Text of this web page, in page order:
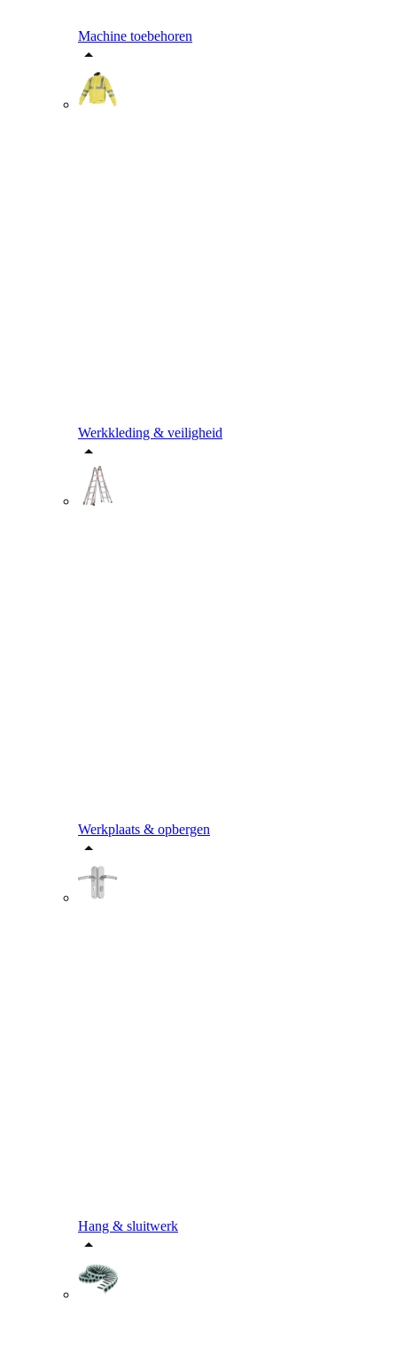
Machine toebehoren
Werkkleding & veiligheid
Werkplaats & opbergen
Hang & sluitwerk